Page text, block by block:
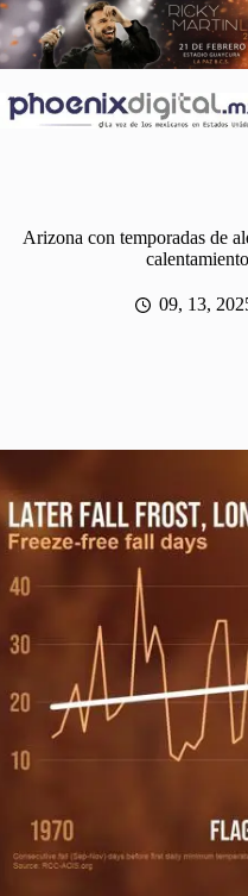
Saltar
al
contenido
Arizona con temporadas de
09, 13,